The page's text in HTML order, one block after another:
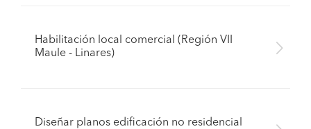
Habilitación local comercial (Región VII
Maule - Linares)
Diseñar planos edificación no residencial